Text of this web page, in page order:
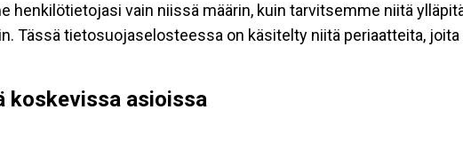
henkilötietojasi vain niissä määrin, kuin tarvitsemme niitä
Tässä tietosuojaselosteessa on käsitelty niitä periaatteita,
koskevissa asioissa